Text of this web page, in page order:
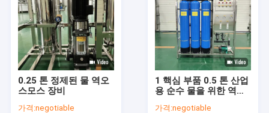
0.25 톤 정제된 물 역오
스모스 장비
가격:negotiable
1 핵심 부품 0.5 톤 산업
용 순수 물을 위한 역오
가격:negotiable